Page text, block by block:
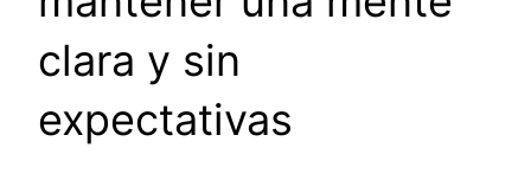
clara y sin
expectativas